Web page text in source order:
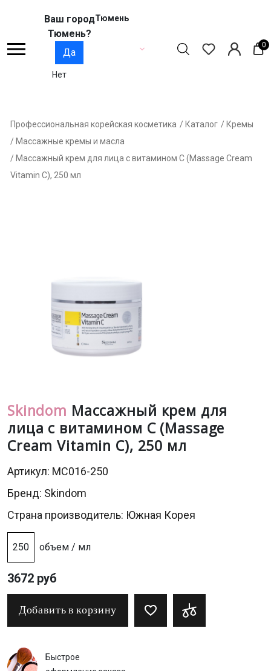
Ваш город
Тюмень?
Да
Нет
Тюмень
0
Профессиональная корейская косметика / Каталог / Кремы
/ Массажные кремы и масла
/ Массажный крем для лица с витамином С (Massage Cream
Vitamin С), 250 мл
Skindom Массажный крем для
лица с витамином С (Massage
Cream Vitamin С), 250 мл
Артикул: MC016-250
Бренд: Skindom
Страна производитель: Южная Корея
250 объем / мл
3672 руб
Добавить в корзину
Быстрое